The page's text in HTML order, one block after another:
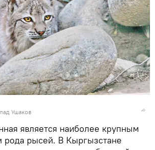
Ушаков
является наиболее крупным
рода рысей. В Кыргызстане